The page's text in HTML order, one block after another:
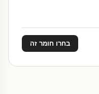
בחרו חומר זה